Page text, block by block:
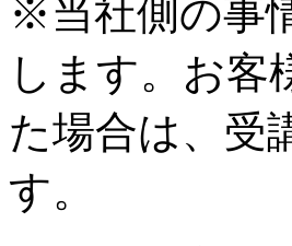
※当社側の事
します。お客
た場合は、受
す。